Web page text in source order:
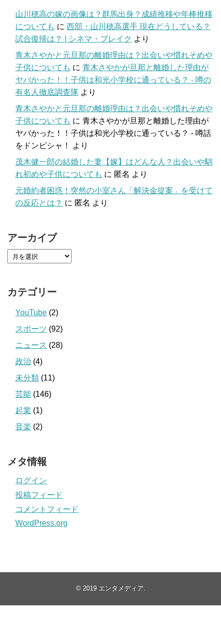
山川穂高の嫁の画像は？群馬出身？成績推移や年棒推移
についても に 西部・山川穂高選手 現在どうしている？
試合復帰は？ | シネマ・ブレイク より
青木さやかと元旦那の離婚理由は？出会いや慣れそめや
子供についても に 青木さやかが旦那と離婚した理由が
ヤバかった！！子供は和光小学校に通っている？ - 噂の
有名人徹底調査隊 より
青木さやかと元旦那の離婚理由は？出会いや慣れそめや
子供についても に 青木さやかが旦那と離婚した理由が
ヤバかった！！子供は和光小学校に通っている？ - 噂話
をドンピシャ！
より
茂木健一郎の結婚した妻【嫁】はどんな人？出会いや馴
れ初めや子供についても に 匿名 より
元婚約者困惑！突然の小室さん「解決金提案」を受けて
の反応とは？ に 匿名 より
アーカイブ
カテゴリー
YouTube (2)
スポーツ (92)
ニュース (28)
政治 (4)
未分類 (11)
芸能 (146)
起業 (1)
音楽 (2)
メタ情報
ログイン
投稿フィード
コメントフィード
WordPress.org
© 2019 エンタメディア.